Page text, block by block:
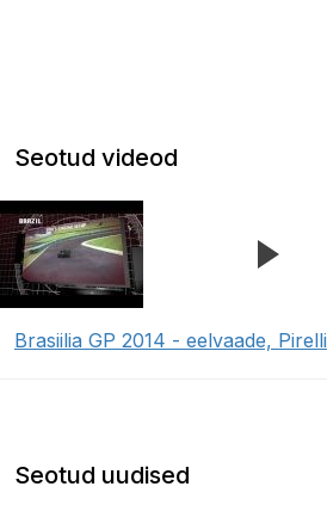
Seotud videod
Brasiilia GP 2014 - eelvaade, Pirelli
Seotud uudised